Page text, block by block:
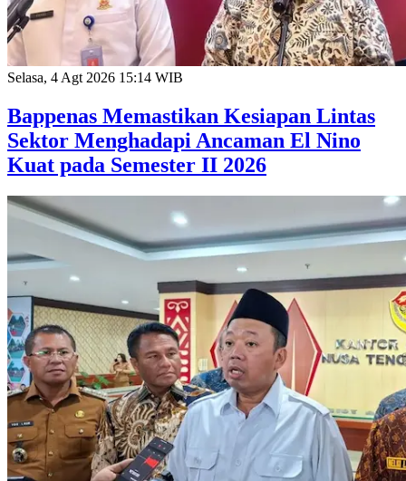
Selasa, 4 Agt 2026 15:14 WIB
Bappenas Memastikan Kesiapan Lintas
Sektor Menghadapi Ancaman El Nino
Kuat pada Semester II 2026